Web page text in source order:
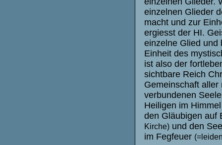
einzelnen Glieder
macht und zur
ergiesst der HI.
einzelne Glied und
Einheit des
ist also der
sichtbare Reich
Gemeinschaft aller
verbundenen
Heiligen im
den Gläubigen auf
Kirche)und den
im Fegfeuer